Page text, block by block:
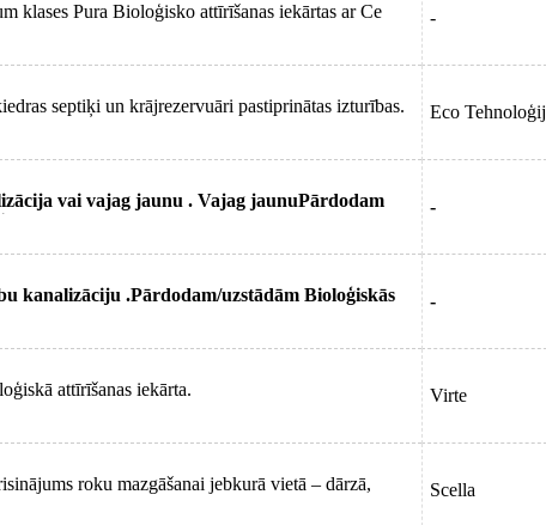
klases Pura Bioloģisko attīrīšanas iekārtas ar Ce
-
septiķi un krājrezervuāri pastiprinātas izturības.
Eco Tehnoloģij
vai vajag jaunu . Vajag jaunuPārdodam
-
kanalizāciju .Pārdodam/uzstādām Bioloģiskās
-
attīrīšanas iekārta. Virte
roku mazgāšanai jebkurā vietā – dārzā,
Scella